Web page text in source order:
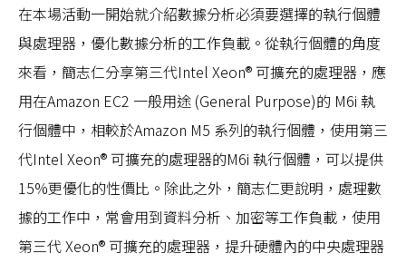
在本場活動一開始就介紹數據分析必須要選擇的執行個體
與處理器，優化數據分析的工作負載。從執行個體的角度
來看，簡志仁分享第三代Intel Xeon® 可擴充的處理器，應
用在Amazon EC2 一般用途 (General Purpose)的 M6i 執
行個體中，相較於Amazon M5 系列的執行個體，使用第三
代Intel Xeon® 可擴充的處理器的M6i 執行個體，可以提供
15%更優化的性價比。除此之外，簡志仁更說明，處理數
據的工作中，常會用到資料分析、加密等工作負載，使用
第三代 Xeon® 可擴充的處理器，提升硬體內的中央處理器